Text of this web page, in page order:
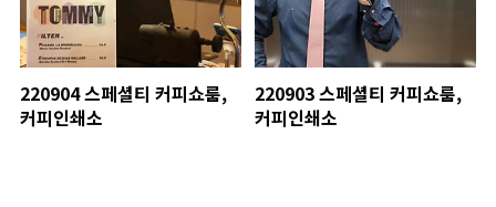
220904 스페셜티 커피쇼룸,
커피인쇄소
220903 스페셜티 커피쇼룸,
커피인쇄소